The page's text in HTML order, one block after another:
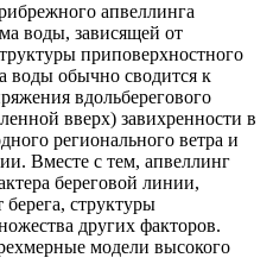
апвеллинга
воды, зависящей от
приповерхностного
воды обычно сводится к
вдольберегового
вверх) завихренности в
регионального ветра и
Вместе с тем, апвеллинг
береговой линии,
берега, структуры
других факторов.
модели высокого